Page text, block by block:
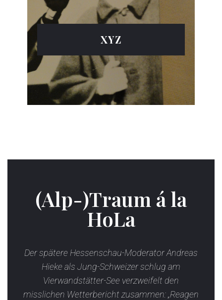
XYZ
(Alp-)Traum á la
HoLa
Der spätere Hessenschau-Moderator Andreas
Hieke als Jung-Schweizer schlug am
Vierwandstätter-See verzweifelt den
misslichen Wetterbericht zusammen: „Reagen